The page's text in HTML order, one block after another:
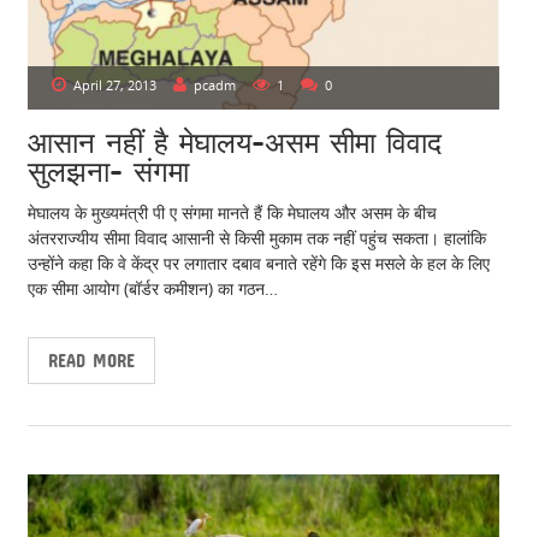
April 27, 2013 pcadm 1 0
आसान नहीं है मेघालय-असम सीमा विवाद
सुलझना- संगमा
मेघालय के मुख्यमंत्री पी ए संगमा मानते हैं कि मेघालय और असम के बीच
अंतरराज्यीय सीमा विवाद आसानी से किसी मुकाम तक नहीं पहुंच सकता। हालांकि
उन्होंने कहा कि वे केंद्र पर लगातार दबाव बनाते रहेंगे कि इस मसले के हल के लिए
एक सीमा आयोग (बॉर्डर कमीशन) का गठन…
READ MORE